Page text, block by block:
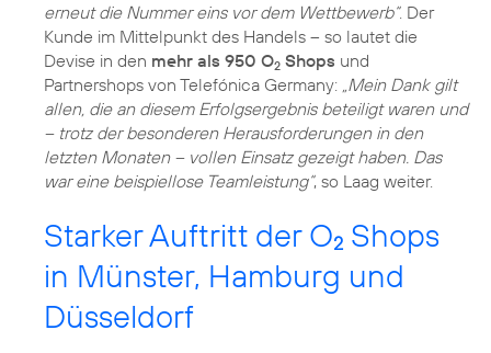
erneut die Nummer eins vor dem Wettbewerb“. Der
Kunde im Mittelpunkt des Handels – so lautet die
Devise in den mehr als 950 O2 Shops und
Partnershops von Telefónica Germany: „Mein Dank gilt
allen, die an diesem Erfolgsergebnis beteiligt waren und
– trotz der besonderen Herausforderungen in den
letzten Monaten – vollen Einsatz gezeigt haben. Das
war eine beispiellose Teamleistung“, so Laag weiter.
Starker Auftritt der O2 Shops
in Münster, Hamburg und
Düsseldorf